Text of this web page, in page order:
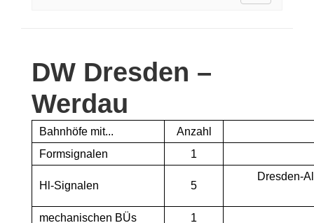
DW Dresden –
Werdau
Bahnhöfe mit...
Anzahl
Formsignalen
1
Hl-Signalen 5
Dresden-
mechanischen BÜs
1